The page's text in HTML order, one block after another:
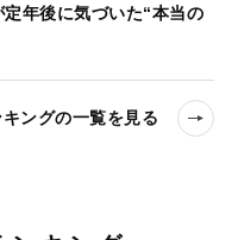
年後に気づいた“本当の
ングの一覧を見る